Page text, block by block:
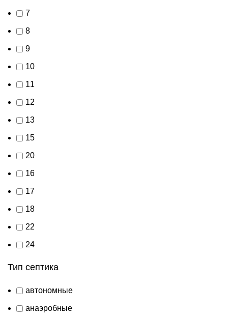
7
8
9
10
11
12
13
15
20
16
17
18
22
24
Тип септика
автономные
анаэробные